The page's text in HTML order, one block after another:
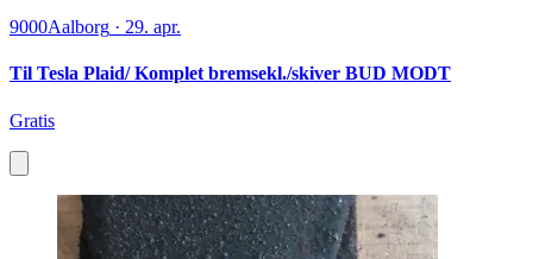
9000Aalborg · 29. apr.
Til Tesla Plaid/ Komplet bremsekl./skiver BUD MODT
Gratis